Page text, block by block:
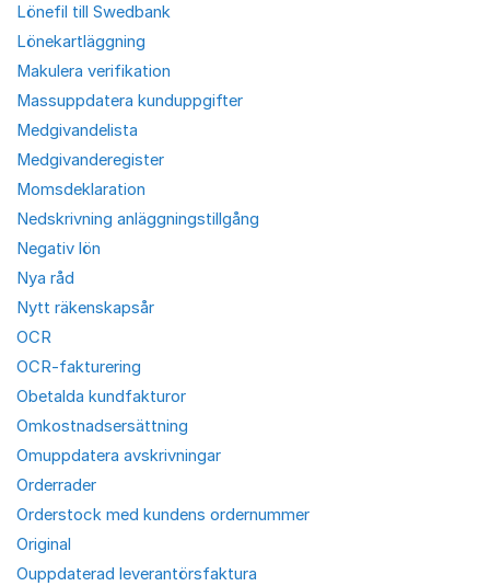
Lönefil till Swedbank
Lönekartläggning
Makulera verifikation
Massuppdatera kunduppgifter
Medgivandelista
Medgivanderegister
Momsdeklaration
Nedskrivning anläggningstillgång
Negativ lön
Nya råd
Nytt räkenskapsår
OCR
OCR-fakturering
Obetalda kundfakturor
Omkostnadsersättning
Omuppdatera avskrivningar
Orderrader
Orderstock med kundens ordernummer
Original
Ouppdaterad leverantörsfaktura